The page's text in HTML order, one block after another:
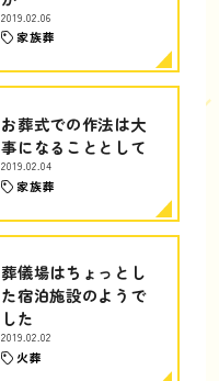
2019.02.06
家族葬
お葬式での作法は大
事になることとして
2019.02.04
家族葬
葬儀場はちょっとし
た宿泊施設のようで
した
2019.02.02
火葬